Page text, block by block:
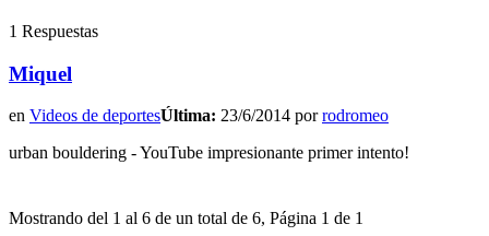
1 Respuestas
Miquel
en Videos de deportesÚltima: 23/6/2014 porrodromeo
urban bouldering - YouTube impresionante primer intento!
Mostrando del 1 al 6 de un total de 6, Página 1 de 1